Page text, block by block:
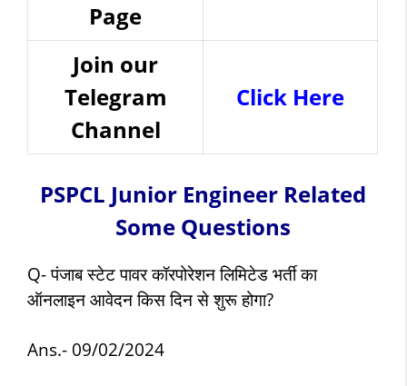
Page
Join our
Telegram
Channel
Click Here
PSPCL Junior Engineer Related
Some Questions
Q-पंजाब स्टेट पावर कॉरपोरेशन लिमिटेड भर्ती का
ऑनलाइन आवेदन किस दिन से शुरू होगा?
Ans.- 09/02/2024